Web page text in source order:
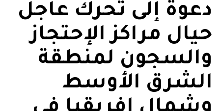
دعوة إلى تحرك عاجل
حيال مراكز الإحتجاز
والسجون لمنطقة
الشرق الأوسط